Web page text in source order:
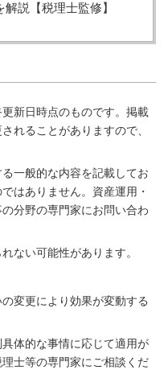
説【税理士監修】
新日時点のものです。掲載
れることがありますので、
一般的な内容を記載してお
はありません。資産運用・
分野の専門家にお問い合わ
ない可能性があります。
変更により効果が変動する
体的な事情に応じて適用が
士等の専門家にご相談くだ